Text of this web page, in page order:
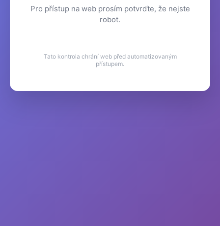
Pro přístup na web prosím potvrďte, že nejste
robot.
Tato kontrola chrání web před automatizovaným
přístupem.